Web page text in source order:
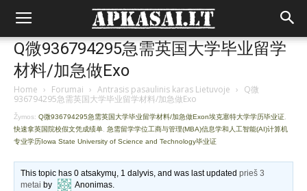
Q微936794295急需英国大学毕业留学
材料/加急做Exo
Home › Forumai › Antrasis pasaulinis karas Lietuvoje › Q微
936794295急需英国大学毕业留学材料/加急做Exo
Žymos: Q微936794295急需英国大学毕业留学材料/加急做Exon埃克塞特大学学历毕业证
快速拿英国院校假文凭成绩单 急需留学学位工商与管理(MBA)信息学和人工智能(AI)计算机
专业学历Iowa State University of Science and Technology毕业证
This topic has 0 atsakymų, 1 dalyvis, and was last updatedprieš 3
metai by Anonimas.